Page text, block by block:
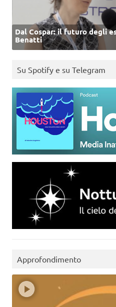
Dal Cospar: il futuro degli
Benatti
Su Spotify e su Telegram
Approfondimento